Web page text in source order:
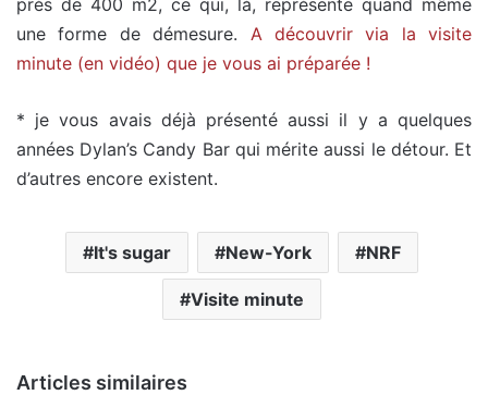
une forme de démesure. A découvrir via la visite
minute (en vidéo) que je vous ai préparée !
* je vous avais déjà présenté aussi il y a quelques
années Dylan’s Candy Bar qui mérite aussi le détour. Et
d’autres encore existent.
It's sugar New-York NRF
Visite minute
Articles similaires